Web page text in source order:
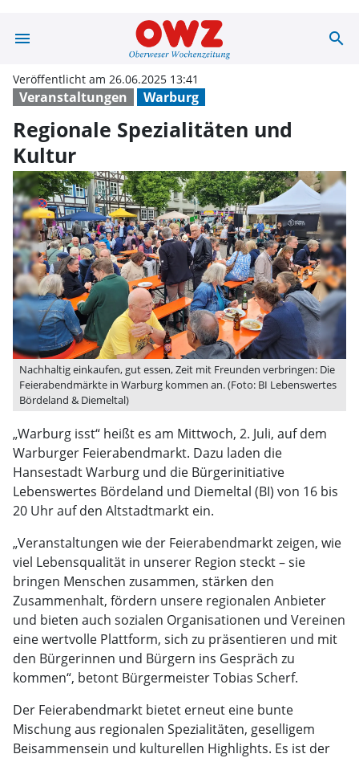
menu Regionale search
Veranstaltungen Warburg
Veröffentlicht am 26.06.2025 13:41
Regionale Spezialitäten und
Kultur
Nachhaltig einkaufen, gut essen, Zeit mit Freunden verbringen: Die
Feierabendmärkte in Warburg kommen an. (Foto: BI Lebenswertes
Bördeland & Diemeltal)
„Warburg isst“ heißt es am Mittwoch, 2. Juli, auf dem
Warburger Feierabendmarkt. Dazu laden die
Hansestadt Warburg und die Bürgerinitiative
Lebenswertes Bördeland und Diemeltal (BI) von 16 bis
20 Uhr auf den Altstadtmarkt ein.
„Veranstaltungen wie der Feierabendmarkt zeigen, wie
viel Lebensqualität in unserer Region steckt – sie
bringen Menschen zusammen, stärken den
Zusammenhalt, fördern unsere regionalen Anbieter
und bieten auch sozialen Organisationen und Vereinen
eine wertvolle Plattform, sich zu präsentieren und mit
den Bürgerinnen und Bürgern ins Gespräch zu
kommen“, betont Bürgermeister Tobias Scherf.
Der Feierabendmarkt bietet erneut eine bunte
Mischung aus regionalen Spezialitäten, geselligem
Beisammensein und kulturellen Highlights. Es ist der